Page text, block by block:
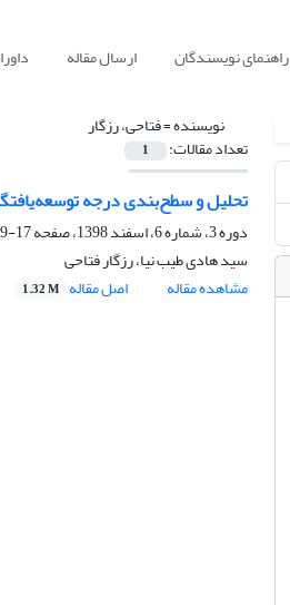
راهنمای نویسندگان ارسال مقاله
نویسنده =فتاحی، رزگار
تعداد مقالات: 1
تحلیل و سطح‌بندی درجه
دوره 3، شماره 6، اسفند 1398، صفحه
17-29
سید هادی طیب نیا، رزگار فتاحی
مشاهده مقاله
اصل مقاله 1.32 M